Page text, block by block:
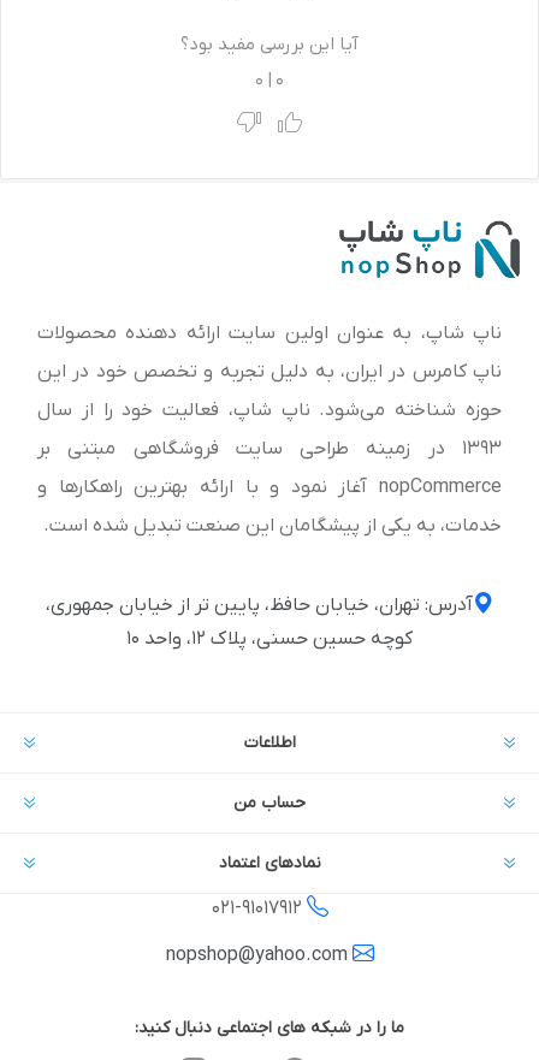
آیا این بررسی مفید بود؟
0
|
0
ناپ شاپ، به عنوان اولین سایت ارائه‌ دهنده محصولات
ناپ کامرس در ایران، به دلیل تجربه و تخصص خود در این
حوزه شناخته می‌شود. ناپ شاپ، فعالیت خود را از سال
1393 در زمینه طراحی سایت فروشگاهی مبتنی بر
nopCommerce آغاز نمود و با ارائه بهترین راهکارها و
خدمات، به یکی از پیشگامان این صنعت تبدیل شده است.
آدرس: تهران، خیابان حافظ، پایین تر از خیابان جمهوری،
کوچه حسین حسنی، پلاک ۱۲، واحد ۱۰
اطلاعات
حساب من
نمادهای اعتماد
021-91017912
ما را در شبکه های اجتماعی دنبال کنید: